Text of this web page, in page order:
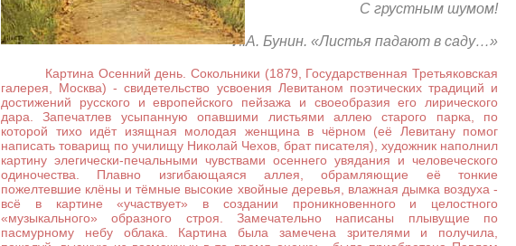
С грустным шумом!
И.А. Бунин. «Листья падают в саду…»
Картина Осенний день. Сокольники (1879, Государственная Третьяковская
галерея, Москва) - свидетельство усвоения Левитаном поэтических традиций и
достижений русского и европейского пейзажа и своеобразия его лирического
дара. Запечатлев усыпанную опавшими листьями аллею старого парка, по
которой тихо идёт изящная молодая женщина в чёрном (её Левитану помог
написать товарищ по училищу Николай Чехов, брат писателя), художник наполнил
картину элегически-печальными чувствами осеннего увядания и человеческого
одиночества. Плавно изгибающаяся аллея, обрамляющие её тонкие
пожелтевшие клёны и тёмные высокие хвойные деревья, влажная дымка воздуха -
всё в картине «участвует» в создании проникновенного и целостного
«музыкального» образного строя. Замечательно написаны плывущие по
пасмурному небу облака. Картина была замечена зрителями и получила,